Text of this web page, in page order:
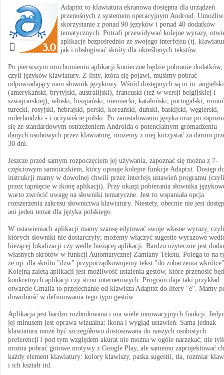
Adaptxt to klawiatura ekranowa dostępna dla urządzeń
przenośnych z systemem operacyjnym Android.
skorzystanie z ponad 90 języków i ponad 40 dodatków
tematycznych. Potrafi przewidywać kolejne wyrazy,
aplikacje bezpośrednio ze swojego interfejsu (tj.
jak i obsługiwać skróty dla określonych tekstów.
Po pierwszym uruchomieniu aplikacji konieczne będzie pobranie dodatków,
czyli języków klawiatury. Z listy, która się pojawi, musimy pobrać
odpowiadający nam słownik językowy. Wśród dostępnych są m.in. angielski
(amerykański, brytyjski, australijski), francuski (też w wersji belgijskiej i
szwajcarskiej), włoski, hiszpański, niemiecki, kataloński, portugalski,
turecki, rosyjski, hebrajski, perski, koreański, duński, baskijski, węgierski,
niderlandzki - i oczywiście polski. Po zainstalowaniu języka oraz po
się ze standardowym ostrzeżeniem Androida o potencjalnym gromadzeniu
danych osobowych przez klawiaturę, możemy z niej korzystać za darmo
30 dni.
Jeszcze przed samym rozpoczęciem jej używania, zapoznać się można z 7-
częściowym samouczkiem, który opisuje kolejne funkcje Adaptxt. Dostęp
instrukcji mamy w dowolnej chwili przez interfejs ustawień programu (czyli
przez tapnięcie w ikonę aplikacji). Przy okazji pobierania słownika
warto zwrócić uwagę na słowniki tematyczne. Jest to wspaniała opcja
rozszerzenia zakresu słownictwa klawiatury. Niestety, obecnie nie jest
ani jeden temat dla języka polskiego.
W ustawieniach aplikacji mamy szansę edytować swoje własne wyrazy,
których słowniki nie dostarczyły; możemy włączyć sugestie wyrazowe
bieżącej lokalizacji czy wedle bieżącej aplikacji. Bardzo użyteczne jest
własnych skrótów w funkcji Automatycznej Zamiany Tekstu. Polega to na
że np. dla skrótu "dzw" przyporządkowujemy tekst "do zobaczenia
Kolejną zaletą aplikacji jest możliwość ustalenia gestów, które przenosić
konkretnych aplikacji czy stron internetowych. Program daje taki przykład:
otwarcie Gmaila to przejechanie od klawisza Adaptxt do litery "e". Mamy
dowolność w definiowania tego typu gestów.
Aplikacja jest bardzo rozbudowana i ma wiele innowacyjnych funkcji.
jej minusem jest oprawa wizualna: ikona i wygląd ustawień. Sama jednak
klawiatura może być szczegółowo dostosowana do naszych osobistych
preferencji i pod tym względem akurat nie można w ogóle narzekać; nie
można pobrać gotowe motywy z Google Play, ale samemu zaprojektować
każdy element klawiatury: kolory klawiszy, paska sugestii, tła, rozmiar
i ich kształt itd.